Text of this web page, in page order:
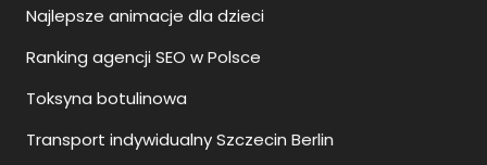
Ranking agencji SEO w Polsce
Toksyna botulinowa
Transport indywidualny Szczecin Berlin
Kosmetyki do skóry atopowej